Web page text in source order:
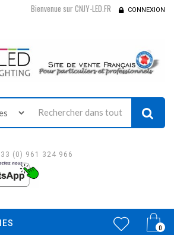
Bienvenue sur CNJY-LED.FR CONNEXION
(0) 961 324 966
0